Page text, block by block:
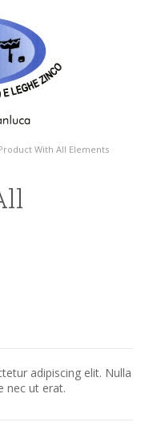
With All Elements
adipiscing elit. Nulla
nec ut erat.